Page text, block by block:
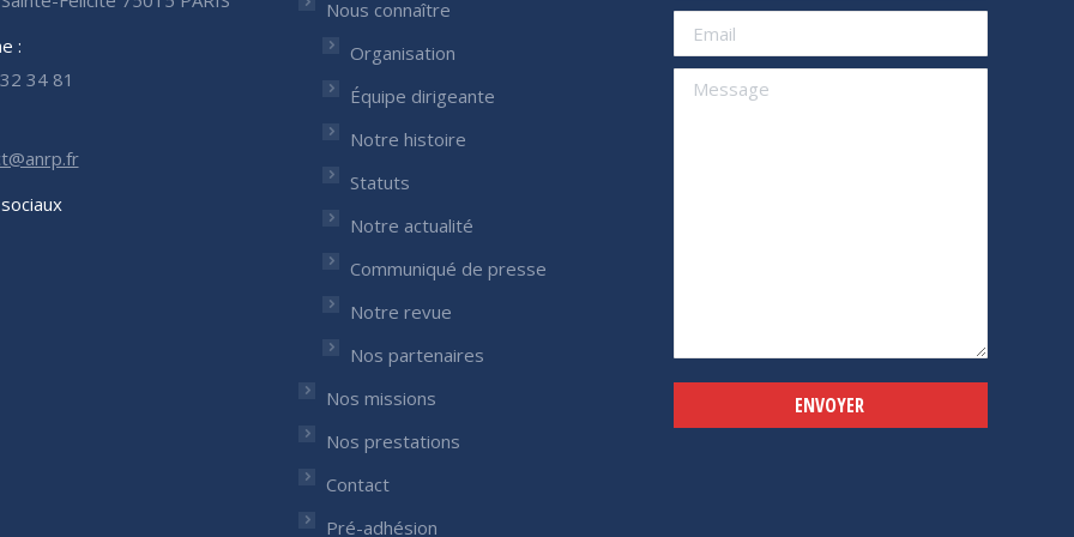
:
34 81
sur :
Nous connaître
Organisation
Équipe dirigeante
Notre histoire
Statuts
Notre actualité
Communiqué de presse
Notre revue
Nos partenaires
Nos missions
Nos prestations
Contact
Pré-adhésion